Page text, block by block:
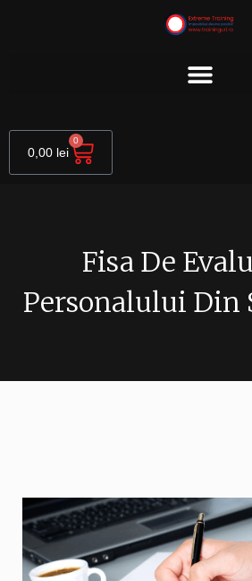
0,00 lei
0
Cart
Fisa De
Personalului Din